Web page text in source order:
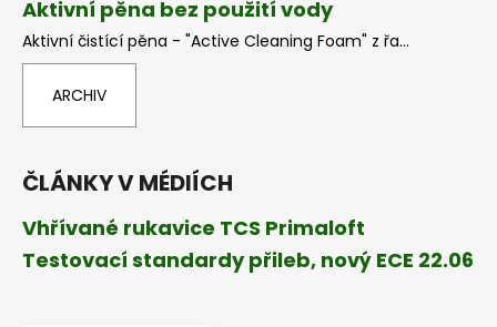
Aktivní pěna bez použití vody
Aktivní čistící pěna - "Active Cleaning Foam" z řa...
ARCHIV
ČLÁNKY V MÉDIÍCH
Vhřívané rukavice TCS Primaloft
Testovací standardy přileb, nový ECE 22.06